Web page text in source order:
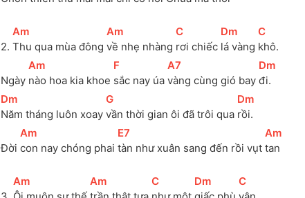
2.
[
Am
Thu qua mùa đông
[
Am
về nhẹ nhàng
[
C
rơi chiếc
[Dm
lá vàng
[
C
khô.
Ngày
[
Am
nào hoa kia khoe
[F
sắc nay úa
[
A7
vàng cùng gió bay
[Dm
đi.
[Dm
Năm tháng luôn xoay
[
G
vần thời gian ôi đã trôi qua
[Dm
rồi.
Đời
[
Am
con nay chóng phai
[E7
tàn như xuân sang đến rồi vụt
[
Am
tan
[
Am [
Am [
C [Dm [
C